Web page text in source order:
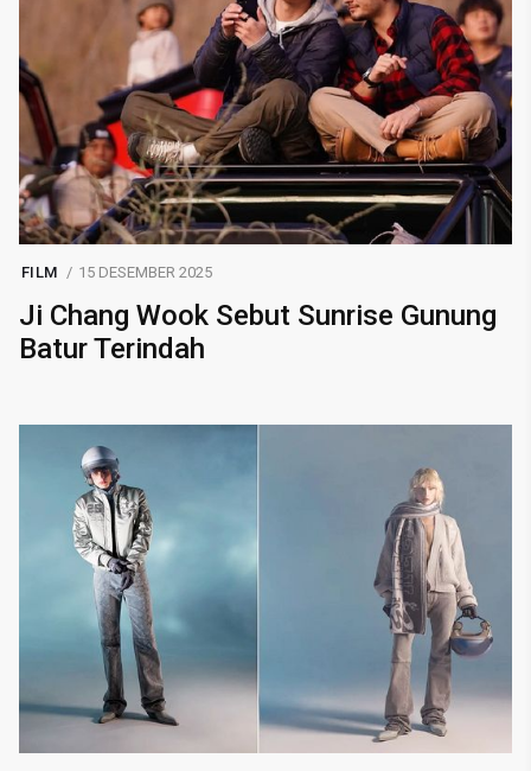
FILM 15 DESEMBER 2025
Ji Chang Wook Sebut Sunrise Gunung
Batur Terindah